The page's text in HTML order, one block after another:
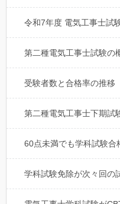
令和7年度 電気工事士試
第二種電気工事士試験の
受験者数と合格率の推移
第二種電気工事士下期試
60点未満でも学科試験合
学科試験免除が次々回の